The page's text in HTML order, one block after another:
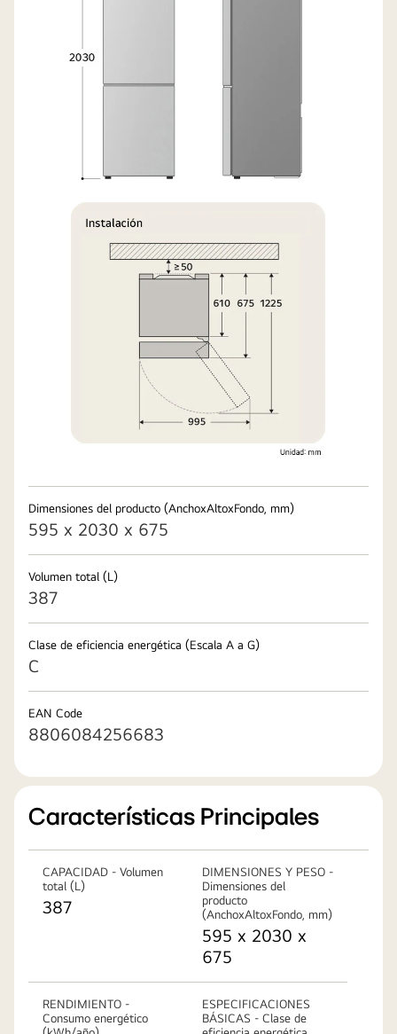
Dimensiones del producto (AnchoxAltoxFondo, mm)
595 x 2030 x 675
Volumen total (L)
387
Clase de eficiencia energética (Escala A a G)
C
EAN Code
8806084256683
Características Principales
CAPACIDAD - Volumen
total (L)
387
DIMENSIONES Y PESO -
Dimensiones del
producto
(AnchoxAltoxFondo, mm)
595 x 2030 x
675
RENDIMIENTO -
Consumo energético
ESPECIFICACIONES
BÁSICAS - Clase de